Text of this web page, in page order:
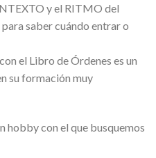
y el RITMO del
saber cuándo entrar o
el Libro de Órdenes es un
su formación muy
hobby con el que busquemos